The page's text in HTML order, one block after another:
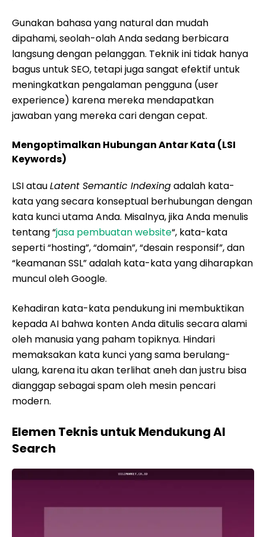
Gunakan bahasa yang natural dan mudah
dipahami, seolah-olah Anda sedang berbicara
langsung dengan pelanggan. Teknik ini tidak hanya
bagus untuk SEO, tetapi juga sangat efektif untuk
meningkatkan pengalaman pengguna (user
experience) karena mereka mendapatkan
jawaban yang mereka cari dengan cepat.
Mengoptimalkan Hubungan Antar Kata (LSI
Keywords)
LSI atauLatent Semantic Indexingadalah kata-
kata yang secara konseptual berhubungan dengan
kata kunci utama Anda. Misalnya, jika Anda menulis
tentang “jasa pembuatan website“, kata-kata
seperti “hosting”, “domain”, “desain responsif”, dan
“keamanan SSL” adalah kata-kata yang diharapkan
muncul oleh Google.
Kehadiran kata-kata pendukung ini membuktikan
kepada AI bahwa konten Anda ditulis secara alami
oleh manusia yang paham topiknya. Hindari
memaksakan kata kunci yang sama berulang-
ulang, karena itu akan terlihat aneh dan justru bisa
dianggap sebagai spam oleh mesin pencari
modern.
Elemen Teknis untuk Mendukung AI
Search